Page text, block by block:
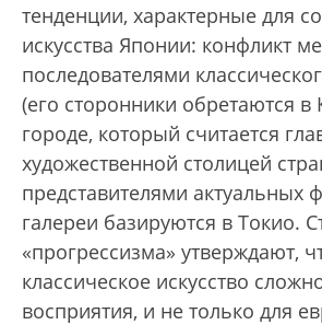
тенденции, характерные для
искусства Японии: конфликт
последователями
(его сторонники обретаются
городе, который считается
художественной столицей
представителями актуальных
галереи базируются в Токио.
«прогрессизма» утверждают,
классическое искусство
восприятия, и не только для